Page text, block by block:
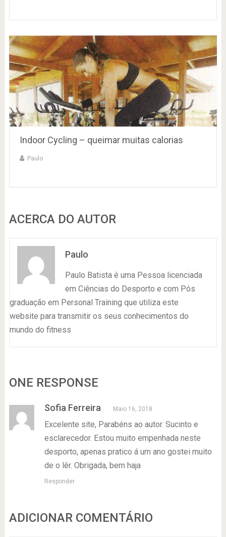
Indoor Cycling – queimar muitas calorias
Paulo
ACERCA DO AUTOR
Paulo
Paulo Batista é uma Pessoa licenciada
em Ciências do Desporto e com Pós
graduação em Personal Training que utiliza este
website para transmitir os seus conhecimentos do
mundo do fitness
ONE RESPONSE
Sofia Ferreira Maio 16, 2018
Excelente site, Parabéns ao autor. Sucinto e
esclarecedor. Estou muito empenhada neste
desporto, apenas pratico á um ano gostei muito
de o lêr. Obrigada, bem haja
Responder
ADICIONAR COMENTÁRIO